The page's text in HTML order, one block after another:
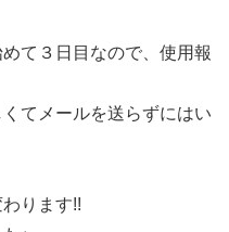
て３日目なので、使用報
てメールを送らずにはい
ります!!